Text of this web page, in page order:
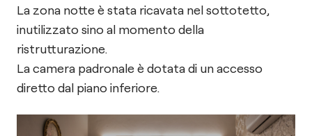
La zona notte è stata ricavata nel sottotetto,
inutilizzato sino al momento della
ristrutturazione.
La camera padronale è dotata di un accesso
diretto dal piano inferiore.